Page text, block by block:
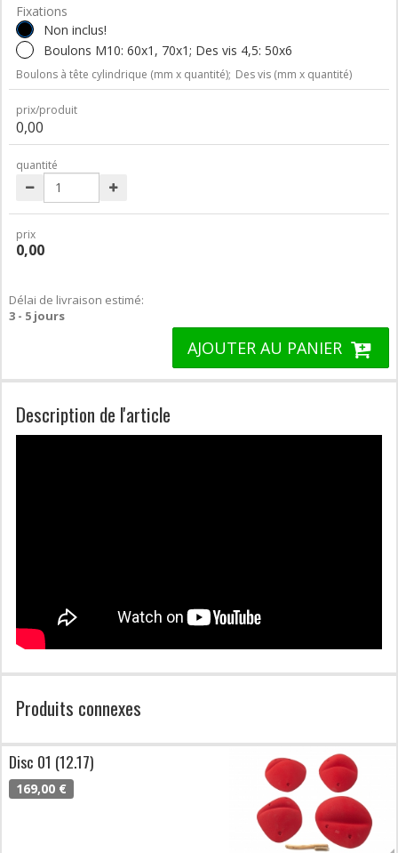
Fixations
Non inclus!
Boulons M10: 60x1, 70x1; Des vis 4,5: 50x6
Boulons à tête cylindrique (mm x quantité); Des vis (mm x quantité)
prix/produit
0,00
quantité
prix
0,00
Délai de livraison estimé:
3 - 5 jours
AJOUTER AU PANIER
Description de l'article
Produits connexes
Disc 01 (12.17)
169,00 €